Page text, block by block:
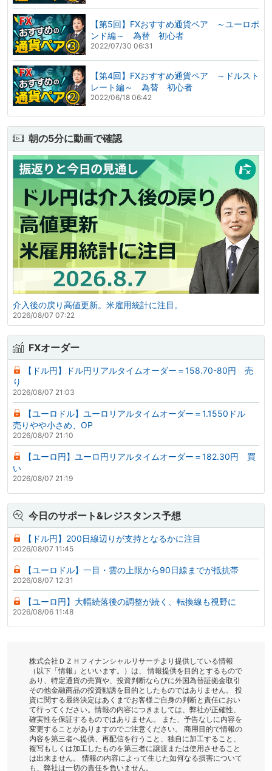
【第5回】FXおすすめ通貨ペア ～ユーロポ
ンド編～ 為替 初心者
2022/07/30 06:31
【第4回】FXおすすめ通貨ペア ～ドルスト
レート編～ 為替 初心者
2022/06/18 06:42
朝の5分に動画で確認
介入後の戻り高値更新。米雇用統計に注目。
2026/08/07 07:22
FXオーダー
【ドル円】ドル円リアルタイムオーダー＝158.70-80円 売
り
2026/08/07 21:03
【ユーロドル】ユーロリアルタイムオーダー＝1.1550ドル
売りやや小さめ、OP
2026/08/07 21:10
【ユーロ円】ユーロ円リアルタイムオーダー＝182.30円 買
い
2026/08/07 21:19
今日のサポート&レジスタンス予想
【ドル円】200日線辺りが支持となるかに注目
2026/08/07 11:45
【ユーロドル】一目・雲の上限から90日線までが抵抗帯
2026/08/07 12:31
【ユーロ円】大幅続落後の調整が続く、転換線も視野に
2026/08/06 11:48
株式会社ＤＺＨフィナンシャルリサーチより提供している情報
（以下「情報」といいます。）は、 情報提供を目的とするもので
あり、特定通貨の売買や、投資判断ならびに外国為替証拠金取引
その他金融商品の投資勧誘を目的としたものではありません。 投
資に関する最終決定はあくまでお客様ご自身の判断と責任におい
て行ってください。情報の内容につきましては、弊社が正確性、
確実性を保証するものではありません。 また、予告なしに内容を
変更することがありますのでご注意ください。 商用目的で情報の
内容を第三者へ提供、再配信を行うこと、独自に加工すること、
複写もしくは加工したものを第三者に譲渡または使用させること
は出来ません。 情報の内容によって生じた如何なる損害について
も、弊社は一切の責任を負いません。